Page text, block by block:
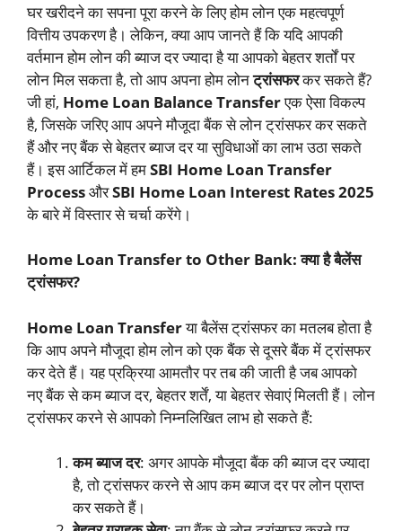
घर खरीदने का सपना पूरा करने के लिए होम लोन एक महत्वपूर्ण
वित्तीय उपकरण है। लेकिन, क्या आप जानते हैं कि यदि आपकी
वर्तमान होम लोन की ब्याज दर ज्यादा है या आपको बेहतर शर्तों पर
लोन मिल सकता है, तो आप अपना होम लोनट्रांसफरकर सकते हैं?
जी हां, Home Loan Balance Transferएक ऐसा विकल्प
है, जिसके जरिए आप अपने मौजूदा बैंक से लोन ट्रांसफर कर सकते
हैं और नए बैंक से बेहतर ब्याज दर या सुविधाओं का लाभ उठा सकते
हैं। इस आर्टिकल में हमSBI Home Loan Transfer
ProcessऔरSBI Home Loan Interest Rates 2025
के बारे में विस्तार से चर्चा करेंगे।
Home Loan Transfer to Other Bank: क्या है बैलेंस
ट्रांसफर?
Home Loan Transferया बैलेंस ट्रांसफर का मतलब होता है
कि आप अपने मौजूदा होम लोन को एक बैंक से दूसरे बैंक में ट्रांसफर
कर देते हैं। यह प्रक्रिया आमतौर पर तब की जाती है जब आपको
नए बैंक से कम ब्याज दर, बेहतर शर्तें, या बेहतर सेवाएं मिलती हैं। लोन
ट्रांसफर करने से आपको निम्नलिखित लाभ हो सकते हैं:
कम ब्याज दर: अगर आपके मौजूदा बैंक की ब्याज दर ज्यादा
है, तो ट्रांसफर करने से आप कम ब्याज दर पर लोन प्राप्त
कर सकते हैं।